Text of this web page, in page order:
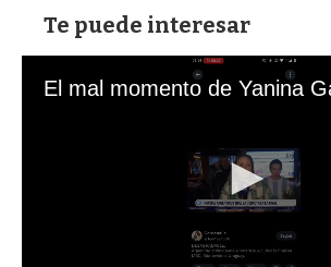
Te puede interesar